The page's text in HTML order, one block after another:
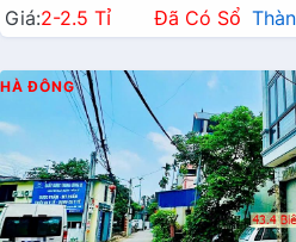
Giá:2-2.5 Tỉ Đã Có Sổ
HÀ ĐÔNG